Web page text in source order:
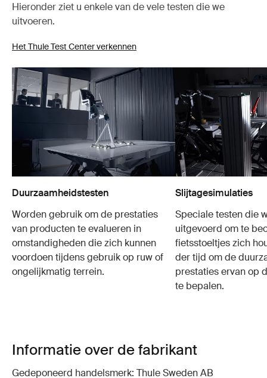
Hieronder ziet u enkele van de vele testen die we
uitvoeren.
Het Thule Test Center verkennen
Duurzaamheidstesten
Worden gebruik om de prestaties
van producten te evalueren in
omstandigheden die zich kunnen
voordoen tijdens gebruik op ruw of
ongelijkmatig terrein.
Slijtagesimulaties
Speciale testen die
uitgevoerd om te
fietsstoeltjes zich
der tijd om de
prestaties ervan op
te bepalen.
Informatie over de fabrikant
Gedeponeerd handelsmerk: Thule Sweden AB